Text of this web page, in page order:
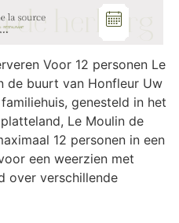
herberg
Voor 12 personen Le
de buurt van Honfleur Uw
genesteld in het
Le Moulin de
12 personen in een
een weerzien met
over verschillende